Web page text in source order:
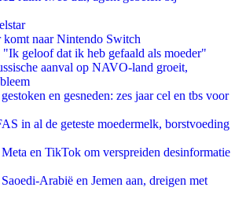
komt naar Nintendo Switch
"Ik geloof dat ik heb gefaald als moeder"
aanval op NAVO-land groeit,
en gesneden: zes jaar cel en tbs voor
in al de geteste moedermelk, borstvoeding
en TikTok om verspreiden desinformatie
Arabië en Jemen aan, dreigen met